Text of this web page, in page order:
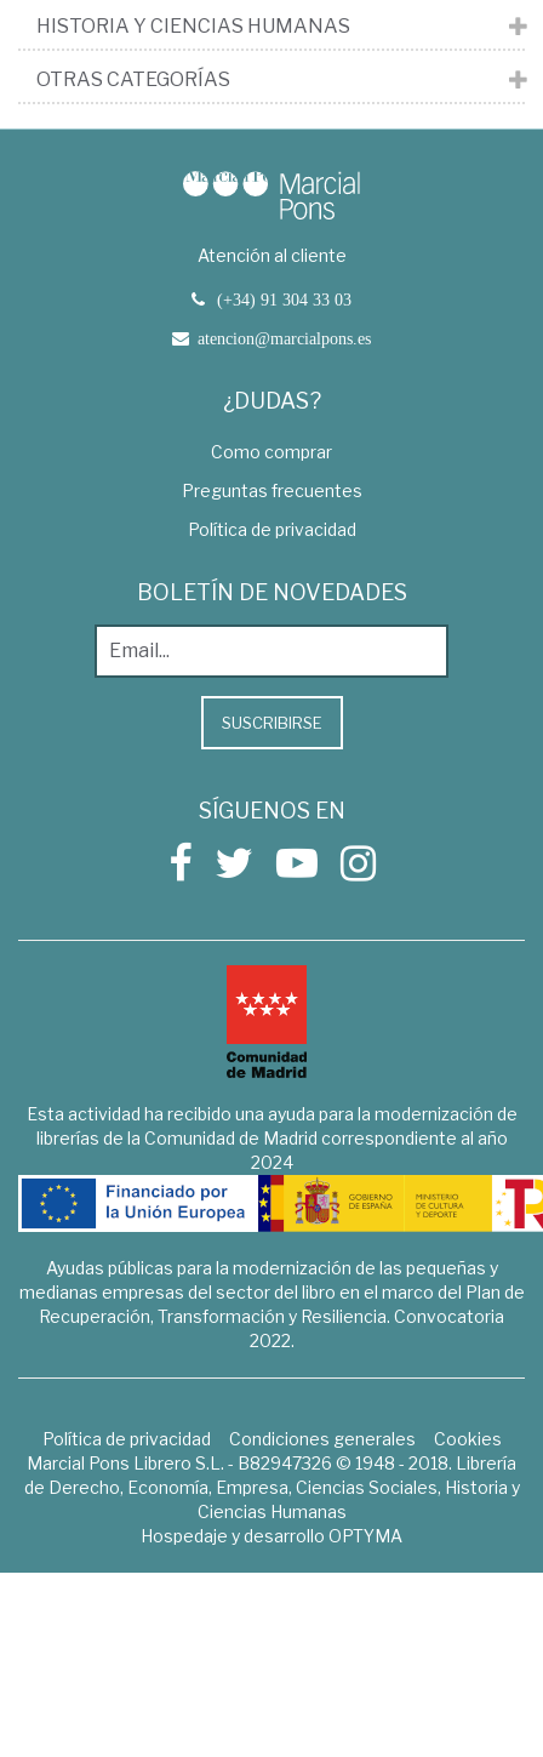
HISTORIA Y CIENCIAS HUMANAS
OTRAS CATEGORÍAS
Atención al cliente
(+34) 91 304 33 03
atencion@marcialpons.es
¿DUDAS?
Como comprar
Preguntas frecuentes
Política de privacidad
BOLETÍN DE NOVEDADES
SUSCRIBIRSE
SÍGUENOS EN
Esta actividad ha recibido una ayuda para la modernización de
librerías de la Comunidad de Madrid correspondiente al año
2024
Ayudas públicas para la modernización de las pequeñas y
medianas empresas del sector del libro en el marco del Plan de
Recuperación, Transformación y Resiliencia. Convocatoria
2022.
Política de privacidad Condiciones generales
Cookies
Marcial Pons Librero S.L. - B82947326 © 1948 - 2018. Librería
de Derecho, Economía, Empresa, Ciencias Sociales, Historia y
Ciencias Humanas
Hospedaje y desarrollo OPTYMA